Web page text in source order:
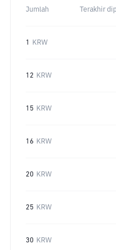
Jumlah Terakhir
1 KRW
12 KRW
15 KRW
16 KRW
20 KRW
25 KRW
30 KRW